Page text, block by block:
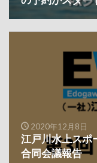
2020年12月8日
江戸川水上スポ
合同会議報告